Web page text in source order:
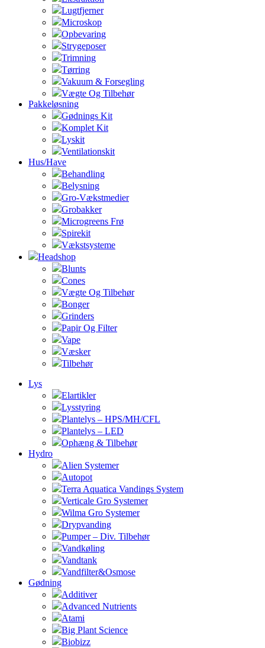
Lugtfjerner
Microskop
Opbevaring
Strygeposer
Trimning
Tørring
Vakuum & Forsegling
Vægte Og Tilbehør
Pakkeløsning
Gødnings Kit
Komplet Kit
Lyskit
Ventilationskit
Hus/Have
Behandling
Belysning
Gro-Vækstmedier
Grobakker
Microgreens Frø
Spirekit
Vækstsysteme
Headshop
Blunts
Cones
Vægte Og Tilbehør
Bonger
Grinders
Papir Og Filter
Vape
Væsker
Tilbehør
Lys
Elartikler
Lysstyring
Plantelys – HPS/MH/CFL
Plantelys – LED
Ophæng & Tilbehør
Hydro
Alien Systemer
Autopot
Terra Aquatica Vandings System
Verticale Gro Systemer
Wilma Gro Systemer
Drypvanding
Pumper – Div. Tilbehør
Vandkøling
Vandtank
Vandfilter&Osmose
Gødning
Additiver
Advanced Nutrients
Atami
Big Plant Science
Biobizz